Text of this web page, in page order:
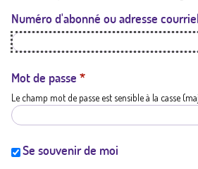
t
a
t
i
Numéro d'abonné ou adresse courriel
Mot de passe *
Le champ mot de passe est sensible à la casse
Se souvenir de moi